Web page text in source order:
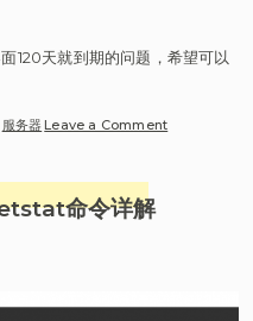
120天就到期的问题，希望可以
服务器Leave a Commenton
授
命令详解